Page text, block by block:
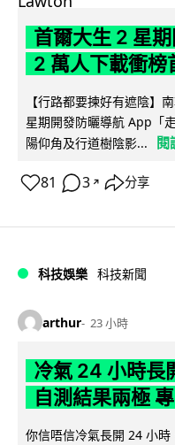
首爾大生 2 星
2 萬人下載衝榜
【行路都要揀好有遮陰】
星期開發防曬導航 App「
陽仰角及行道樹陰影...
閱
81 3 ↗ 分享
科技娛樂 科技新聞
arthur 23 小時
冷氣 24 小時長
自測結果兩極
你信唔信冷氣長開 24 小